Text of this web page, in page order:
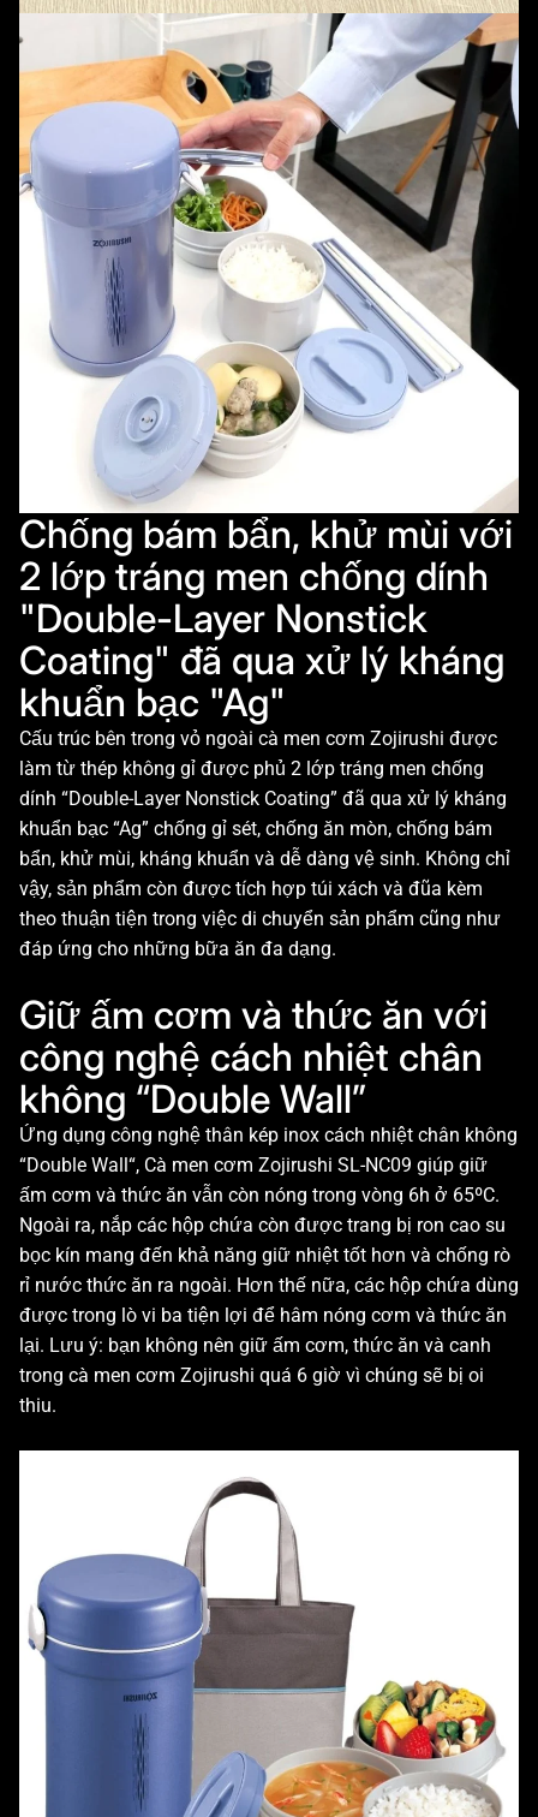
Chống bám bẩn, khử mùi với
2 lớp tráng men chống dính
"Double-Layer Nonstick
Coating" đã qua xử lý kháng
khuẩn bạc "Ag"
Cấu trúc bên trong vỏ ngoài cà men cơm Zojirushi được
làm từ thép không gỉ được phủ 2 lớp tráng men chống
dính “Double-Layer Nonstick Coating” đã qua xử lý kháng
khuẩn bạc “Ag” chống gỉ sét, chống ăn mòn, chống bám
bẩn, khử mùi, kháng khuẩn và dễ dàng vệ sinh. Không chỉ
vậy, sản phẩm còn được tích hợp túi xách và đũa kèm
theo thuận tiện trong việc di chuyển sản phẩm cũng như
đáp ứng cho những bữa ăn đa dạng.
Giữ ấm cơm và thức ăn với
công nghệ cách nhiệt chân
không “Double Wall”
Ứng dụng công nghệ thân kép inox cách nhiệt chân không
“Double Wall“, Cà men cơm Zojirushi SL-NC09 giúp giữ
ấm cơm và thức ăn vẫn còn nóng trong vòng 6h ở 65ºC.
Ngoài ra, nắp các hộp chứa còn được trang bị ron cao su
bọc kín mang đến khả năng giữ nhiệt tốt hơn và chống rò
rỉ nước thức ăn ra ngoài. Hơn thế nữa, các hộp chứa dùng
được trong lò vi ba tiện lợi để hâm nóng cơm và thức ăn
lại. Lưu ý: bạn không nên giữ ấm cơm, thức ăn và canh
trong cà men cơm Zojirushi quá 6 giờ vì chúng sẽ bị oi
thiu.